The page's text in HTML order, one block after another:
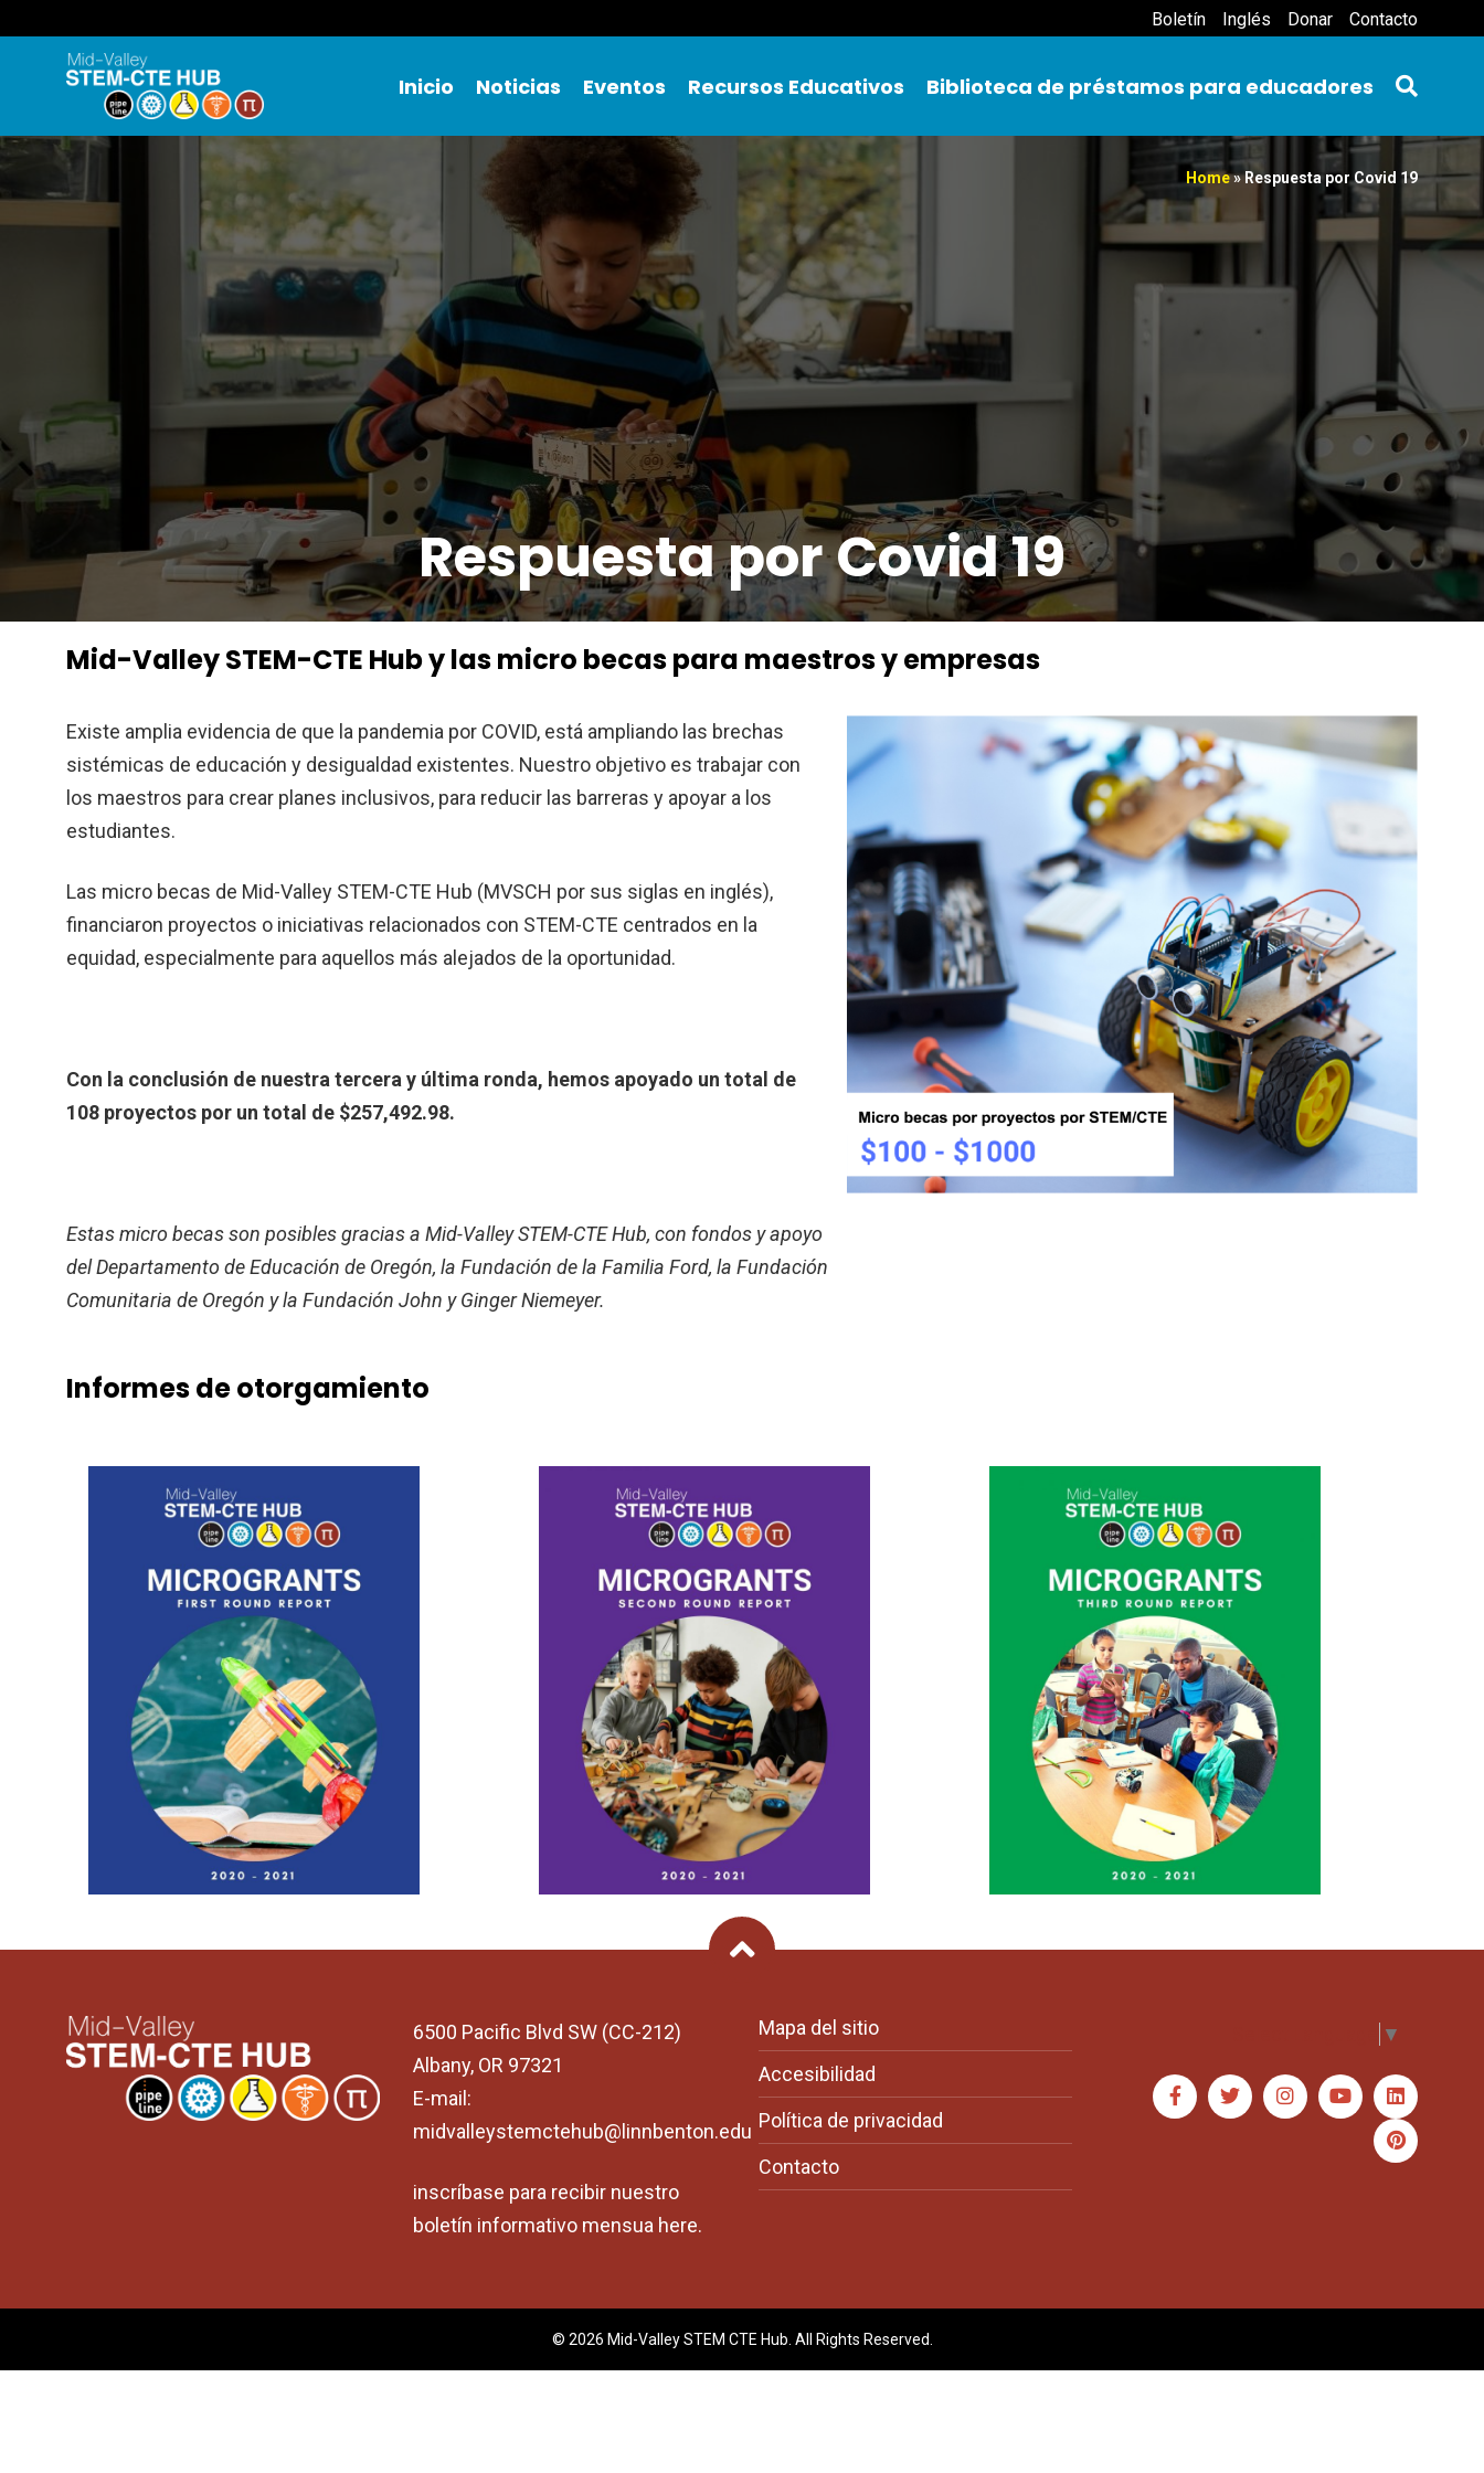
Boletín Inglés Donar Contacto
Inicio Noticias Eventos Recursos Educativos Biblioteca de préstamos para educadores
Home»Respuesta por Covid 19
Respuesta por Covid 19
Mid-Valley STEM-CTE Hub y las micro becas para maestros y empresas
Existe amplia evidencia de que la pandemia por COVID, está ampliando las brechas
sistémicas de educación y desigualdad existentes. Nuestro objetivo es trabajar con
los maestros para crear planes inclusivos, para reducir las barreras y apoyar a los
estudiantes.
Las micro becas de Mid-Valley STEM-CTE Hub (MVSCH por sus siglas en inglés),
financiaron proyectos o iniciativas relacionados con STEM-CTE centrados en la
equidad, especialmente para aquellos más alejados de la oportunidad.
Con la conclusión de nuestra tercera y última ronda, hemos apoyado un total de
108 proyectos por un total de $257,492.98.
Estas micro becas son posibles gracias a Mid-Valley STEM-CTE Hub, con fondos y apoyo
del Departamento de Educación de Oregón, la Fundación de la Familia Ford, la Fundación
Comunitaria de Oregón y la Fundación John y Ginger Niemeyer.
Informes de otorgamiento
Back To Top
6500 Pacific Blvd SW (CC-212)
Albany, OR 97321
E-mail:
midvalleystemctehub@linnbenton.edu
inscríbase para recibir nuestro
boletín informativo mensua here.
Mapa del sitio
Accesibilidad
Política de privacidad
Contacto
▼
© 2026 Mid-Valley STEM CTE Hub. All Rights Reserved.